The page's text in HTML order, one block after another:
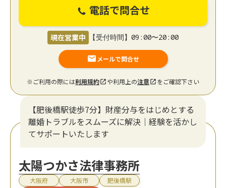
電話で問合せ
現在営業中 【受付時間】09:00〜20:00
メールで問合せ
※ご利用の際には利用規約 や利用上の注意 をご確認下さい
【肥後橋駅徒歩7分】財産分与をはじめとする
離婚トラブルをスムーズに解決｜経験を活かし
てサポートいたします
太陽つかさ法律事務所
大阪府 大阪市 肥後橋駅